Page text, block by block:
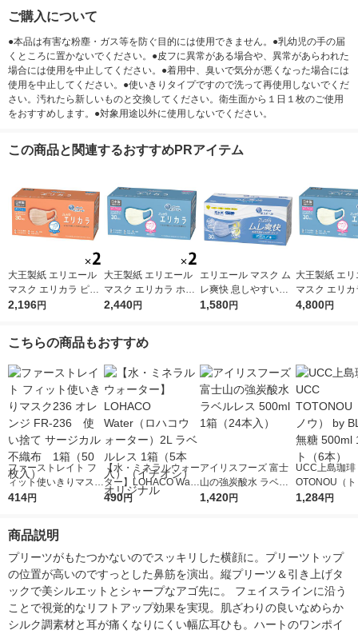
ご購入について
●本品は有害な粉塵・ガス等を防ぐ目的には使用できません。●乳幼児の手の届
くところに置かないでください。●皮フに異常がある場合や、異常があらわれた
場合には使用を中止してください。●着用中、臭いで気分が悪くなった場合には
使用を中止してください。●使いきりタイプですので洗って再使用しないでくだ
さい。汚れたら新しいものと交換してください。衛生面から１日１枚のご使用
をおすすめします。●対象用途以外に使用しないでください。
この商品と関連するおすすめPRアイテム
大王製紙 エリエール
マスク エリカラ ピン
クベージュ ふつうサ
マスク
2,196円
大王製紙 エリエール
マスク エリカラ ホワ
イトナチュラル ふつ
ラーマスク
2,440円
エリエール マスク ム
レ爽快 息しやすい
プリーツ型 幅広耳ゴ
1,580円
大王製紙 エ
マスク エリ
イトナチュラ
4,800円
こちらの商品もおすすめ
ファーストレイト フ
ィット使いきりマスク
236 オレンジ FR-236
入）
414円
【水・ミネラルウォー
ター】LOHACO Wate
r（ロハコウォータ
490円
アイリスフーズ 富士
山の強炭酸水 ラベル
レス 500ml 1箱（24
1,420円
UCC上島珈琲
OTONOU（
ウ） by
1,284円
商品説明
プリーツがもたつかないのでスッキリした横顔に。プリーツトップ
の位置が高いのですっとした鼻筋を演出。縦プリーツ＆引き上げタ
ックで美シルエットとシャープなアゴ先に。 フェイスラインに沿う
ことで視覚的なリフトアップ効果を実現。肌ざわりの良いなめらか
シルク調素材と耳が痛くなりにくい幅広耳ひも。ハートのワンポイ